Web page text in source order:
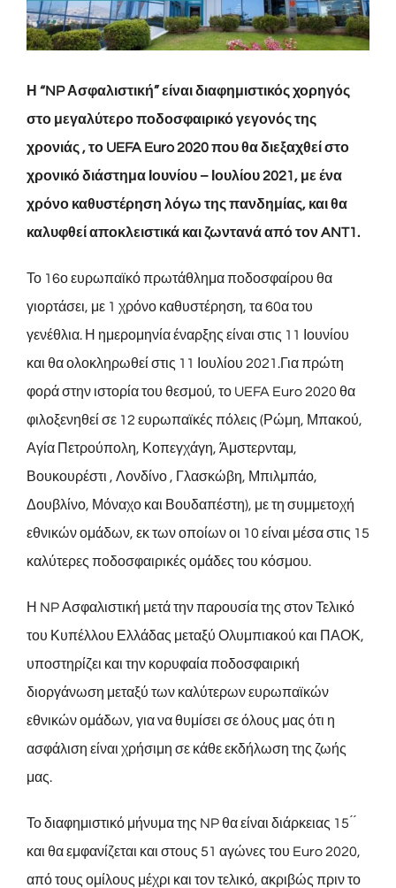
Η “NP Ασφαλιστική” είναι διαφημιστικός χορηγός
στο μεγαλύτερο ποδοσφαιρικό γεγονός της
χρονιάς , το UEFA Euro 2020 που θα διεξαχθεί στο
χρονικό διάστημα Ιουνίου – Ιουλίου 2021, με ένα
χρόνο καθυστέρηση λόγω της πανδημίας, και θα
καλυφθεί αποκλειστικά και ζωντανά από τον ANT1.
Το 16ο ευρωπαϊκό πρωτάθλημα ποδοσφαίρου θα
γιορτάσει, με 1 χρόνο καθυστέρηση, τα 60α του
γενέθλια. Η ημερομηνία έναρξης είναι στις 11 Ιουνίου
και θα ολοκληρωθεί στις 11 Ιουλίου 2021.Για πρώτη
φορά στην ιστορία του θεσμού, το UEFA Euro 2020 θα
φιλοξενηθεί σε 12 ευρωπαϊκές πόλεις (Ρώμη, Μπακού,
Αγία Πετρούπολη, Κοπεγχάγη, Άμστερνταμ,
Βουκουρέστι , Λονδίνο , Γλασκώβη, Μπιλμπάο,
Δουβλίνο, Μόναχο και Βουδαπέστη), με τη συμμετοχή
εθνικών ομάδων, εκ των οποίων οι 10 είναι μέσα στις 15
καλύτερες ποδοσφαιρικές ομάδες του κόσμου.
Η NP Ασφαλιστική μετά την παρουσία της στον Τελικό
του Κυπέλλου Ελλάδας μεταξύ Ολυμπιακού και ΠΑΟΚ,
υποστηρίζει και την κορυφαία ποδοσφαιρική
διοργάνωση μεταξύ των καλύτερων ευρωπαϊκών
εθνικών ομάδων, για να θυμίσει σε όλους μας ότι η
ασφάλιση είναι χρήσιμη σε κάθε εκδήλωση της ζωής
μας.
Το διαφημιστικό μήνυμα της NP θα είναι διάρκειας 15 ́ ́
και θα εμφανίζεται και στους 51 αγώνες του Euro 2020,
από τους ομίλους μέχρι και τον τελικό, ακριβώς πριν το